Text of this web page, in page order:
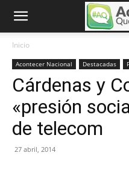
Inicio
Acontecer Nacional Destacadas
Cárdenas y
«presión
de telecom
27 abril, 2014